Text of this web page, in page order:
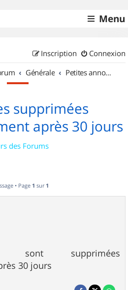
Menu
Connexion
Inscription
Générale Petites annonces
supprimées
après 30 jours
des Forums
• Page 1 sur 1
sont supprimées
30 jours